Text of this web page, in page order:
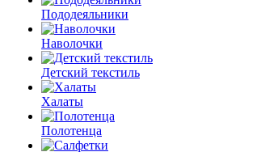
Пододеяльники
Наволочки
Детский текстиль
Халаты
Полотенца